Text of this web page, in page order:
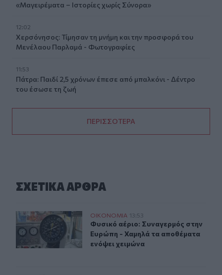
«Μαγειρέματα – Ιστορίες χωρίς Σύνορα»
12:02
Χερσόνησος: Τίμησαν τη μνήμη και την προσφορά του
Μενέλαου Παρλαμά - Φωτογραφίες
11:53
Πάτρα: Παιδί 2,5 χρόνων έπεσε από μπαλκόνι - Δέντρο
του έσωσε τη ζωή
ΠΕΡΙΣΣΟΤΕΡΑ
ΣΧΕΤΙΚA AΡΘΡΑ
Φυσικό αέριο: Συναγερμός στην Ευρώπη - Χαμηλά τα
ΟΙΚΟΝΟΜΙΑ 13:53
Φυσικό αέριο: Συναγερμός στην
Φυσικό αέριο: Συναγερμός στην
Ευρώπη - Χαμηλά τα αποθέματα
ενόψει χειμώνα